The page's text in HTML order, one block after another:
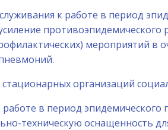
к работе в период
мероприятий в
организаций
в период
техническую оснащенность